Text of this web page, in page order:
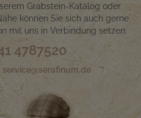
Grabstein-Katalog oder
können Sie sich auch gerne
mit uns in Verbindung setzen:
4787520
service@serafinum.de